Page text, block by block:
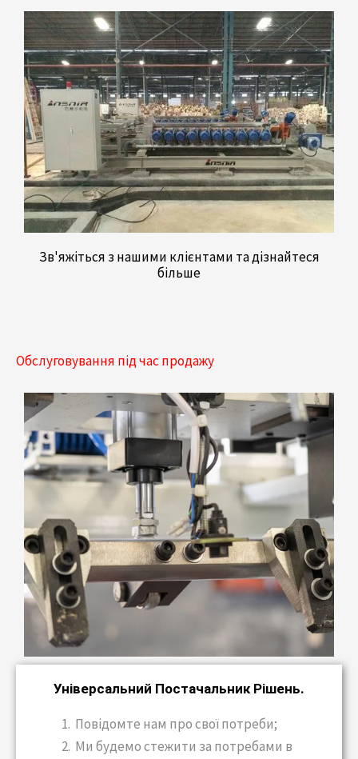
Зв'яжіться з нашими клієнтами та дізнайтеся
більше
Обслуговування під час продажу
Універсальний Постачальник Рішень.
Повідомте нам про свої потреби;
Ми будемо стежити за потребами в